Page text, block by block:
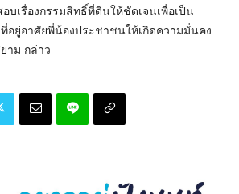
บเรื่องกรรมสิทธิ์ที่ดินให้ชัดเจนเพื่อเป็น
อยู่อาศัยพี่น้องประชาชนให้เกิดความมั่นคง
าม กล่าว